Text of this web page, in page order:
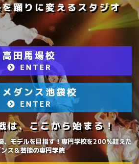
踊りに変えるスタジオ
【厳選された一流インストラ
高田馬場校
ENTER
メダンス池袋校
ENTER
は、ここから始まる！
、モデルを目指す！専門学校を200％超えた
ス＆芸能の専門学院